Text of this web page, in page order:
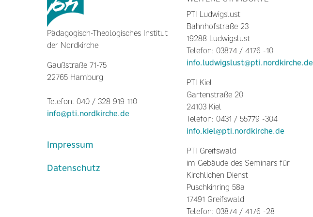
Pädagogisch-Theologisches Institut
der Nordkirche
Gaußstraße 71-75
22765 Hamburg
Telefon: 040 / 328 919 110
info@pti.nordkirche.de
Impressum
Datenschutz
PTI Ludwigslust
Bahnhofstraße 23
19288 Ludwigslust
Telefon: 03874 / 4176 -10
info.ludwigslust@pti.nordkirche.de
PTI Kiel
Gartenstraße 20
24103 Kiel
Telefon: 0431 / 55779 -304
info.kiel@pti.nordkirche.de
PTI Greifswald
im Gebäude des Seminars für
Kirchlichen Dienst
Puschkinring 58a
17491 Greifswald
Telefon: 03874 / 4176 -28